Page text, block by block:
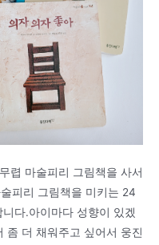
렵 마술피리 그림책을 사서
피리 그림책을 미키는 24
다.아이마다 성향이 있겠
좀 더 채워주고 싶어서 웅진